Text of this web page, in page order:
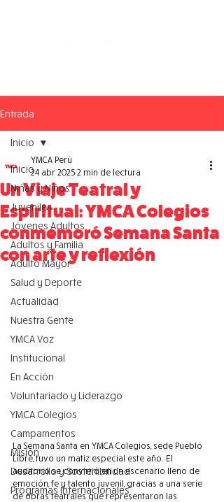
Entrada
Inicio
Niñas y Niños
Juveniles
Jóvenes Adultos
Adultos y Familia
Adulto Mayor
Salud y Deporte
Actualidad
Nuestra Gente
YMCA Voz
Institucional
En Acción
Voluntariado y Liderazgo
YMCA Colegios
Campamentos
Misión
Desarrollo y Sostenibilidad
Programas Internacionales
Inicio
Un Viaje Teatral y
Espiritual: YMCA Colegios
conmemoró Semana Santa
con arte y reflexión
YMCA Perú
24 abr 2025 2 min de lectura
La Semana Santa en YMCA Colegios, sede Pueblo
Libre, tuvo un matiz especial este año. El
auditorio se convirtió en un escenario lleno de
emoción, fe y talento juvenil, gracias a una serie
de obras teatrales que representaron las